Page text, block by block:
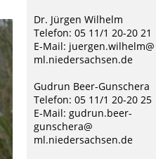
Dr. Jürgen Wilhelm
Telefon: 05 11/1 20-20 21
E-Mail: juergen.wilhelm@
ml.niedersachsen.de
Gudrun Beer-Gunschera
Telefon: 05 11/1 20-20 25
E-Mail: gudrun.beer-
gunschera@
ml.niedersachsen.de